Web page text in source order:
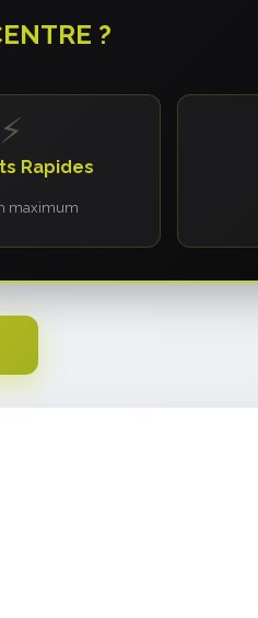
?
⚡
Rapides
maximum